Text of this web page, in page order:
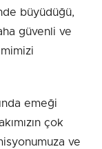
büyüdüğü,
güvenli ve
emeği
çok
ve